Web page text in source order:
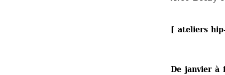
[ ateliers
De janvier à